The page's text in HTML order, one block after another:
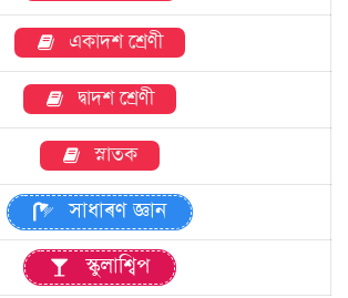
একাদশ শ্ৰেণী
দ্বাদশ শ্ৰেণী
স্নাতক
সাধাৰণ জ্ঞান
স্কুলাশ্বিপ